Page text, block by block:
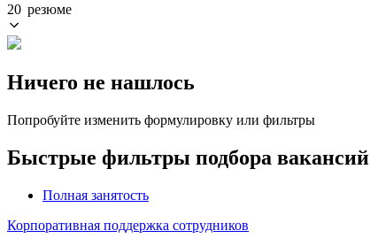
20 резюме
Ничего не нашлось
Попробуйте изменить формулировку или фильтры
Быстрые фильтры подбора вакансий
Полная занятость
Корпоративная поддержка сотрудников